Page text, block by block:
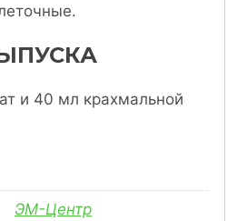
и 40 мл крахмальной
ЭМ-Центр